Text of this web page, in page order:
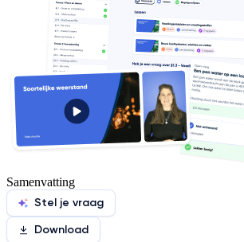
Samenvatting
Stel je vraag
Download